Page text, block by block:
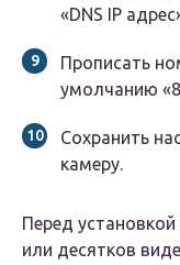
«DNS IP
Прописать
умолчанию
Сохранить
камеру.
Перед
или десятков